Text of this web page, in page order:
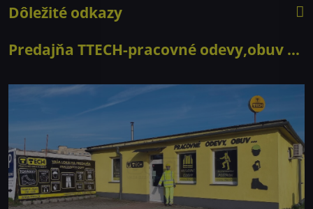
Dôležité odkazy
Predajňa TTECH-pracovné odevy,obuv ...